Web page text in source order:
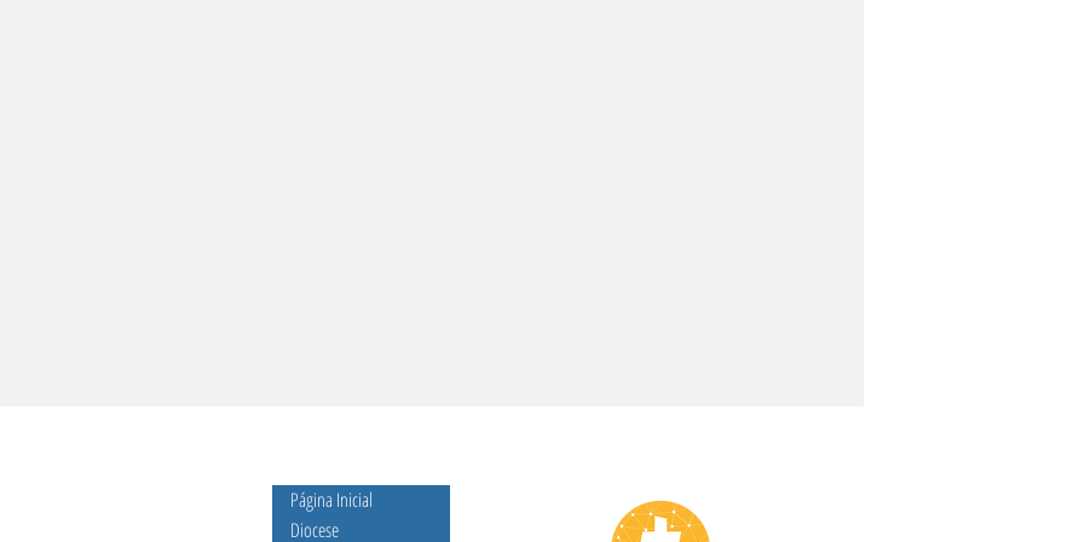
Página Inicial
Diocese